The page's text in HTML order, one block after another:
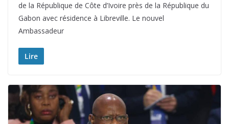
de la République de Côte d’Ivoire près de la République du
Gabon avec résidence à Libreville. Le nouvel
Ambassadeur
Lire